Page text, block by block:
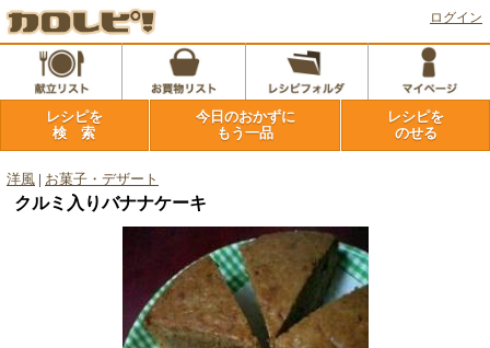
ログイン
レシピを
検 索
今日のおかずに
もう一品
レシピを
のせる
洋風 お菓子・デザート
クルミ入りバナナケーキ